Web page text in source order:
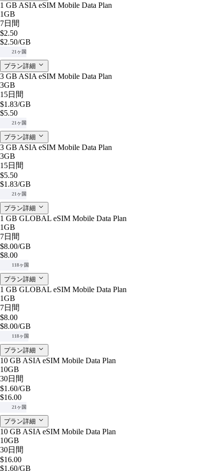
1 GB ASIA eSIM Mobile Data Plan
1GB
7日間
$2.50
$2.50/GB
21ヶ国
プラン詳細
3 GB ASIA eSIM Mobile Data Plan
3GB
15日間
$1.83/GB
$5.50
21ヶ国
プラン詳細
3 GB ASIA eSIM Mobile Data Plan
3GB
15日間
$5.50
$1.83/GB
21ヶ国
プラン詳細
1 GB GLOBAL eSIM Mobile Data Plan
1GB
7日間
$8.00/GB
$8.00
118ヶ国
プラン詳細
1 GB GLOBAL eSIM Mobile Data Plan
1GB
7日間
$8.00
$8.00/GB
118ヶ国
プラン詳細
10 GB ASIA eSIM Mobile Data Plan
10GB
30日間
$1.60/GB
$16.00
21ヶ国
プラン詳細
10 GB ASIA eSIM Mobile Data Plan
10GB
30日間
$16.00
$1.60/GB